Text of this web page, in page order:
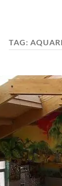
TAG: